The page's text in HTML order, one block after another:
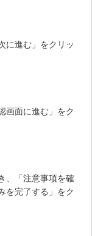
に進む」をクリッ
画面に進む」をク
、「注意事項を確
を完了する」をク